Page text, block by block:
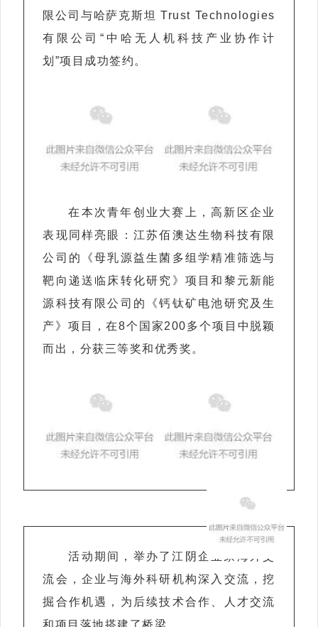
限公司与哈萨克斯坦 Trust Technologies
有限公司“中哈无人机科技产业协作计
划”项目成功签约。
在本次青年创业大赛上，高新区企业
表现同样亮眼：江苏佰澳达生物科技有限
公司的《母乳源益生菌多组学精准筛选与
靶向递送临床转化研究》项目和黎元新能
源科技有限公司的《钙钛矿电池研究及生
产》项目，在8个国家200多个项目中脱颖
而出，分获三等奖和优秀奖。
活动期间，举办了江阴企业家海外交
流会，企业与海外科研机构深入交流，挖
掘合作机遇，为后续技术合作、人才交流
和项目落地搭建了桥梁。